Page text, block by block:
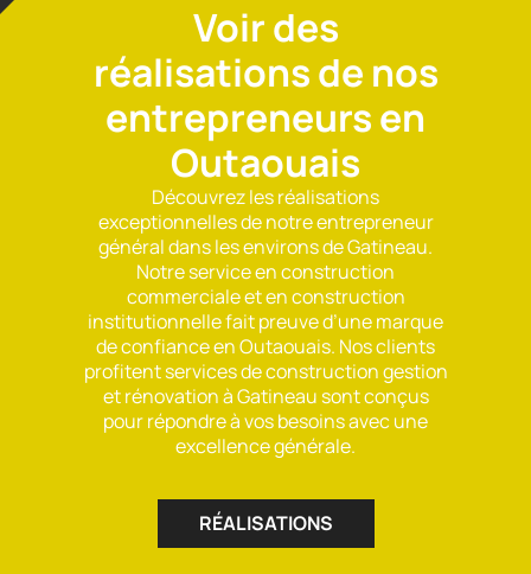
Voir des
réalisations de nos
entrepreneurs en
Outaouais
Découvrez les réalisations
exceptionnelles de notre entrepreneur
général dans les environs de Gatineau.
Notre service en construction
commerciale et en construction
institutionnelle fait preuve d’une marque
de confiance en Outaouais. Nos clients
profitent services de construction gestion
et rénovation à Gatineau sont conçus
pour répondre à vos besoins avec une
excellence générale.
RÉALISATIONS